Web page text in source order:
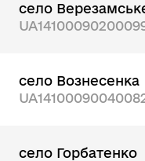
село
село Вознесенка
село Горбатенко